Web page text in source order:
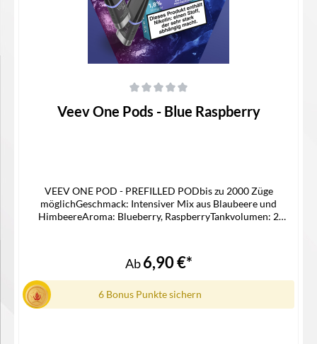
Veev One Pods - Blue Raspberry
VEEV ONE POD - PREFILLED PODbis zu 2000 Züge
möglichGeschmack: Intensiver Mix aus Blaubeere und
HimbeereAroma: Blueberry, RaspberryTankvolumen: 2
der ausgewählten Geschmacksrichtung1x
Gebrauchsinfomation
Ab6,90 €*
6 Bonus Punkte sichern